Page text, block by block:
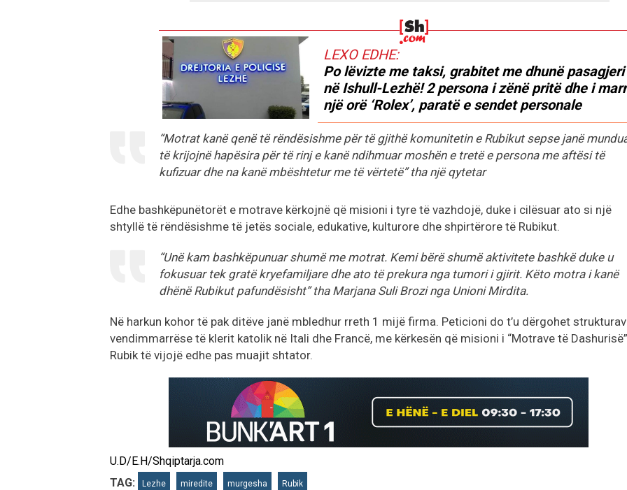
LEXO EDHE:
Po lëvizte me taksi, grabitet me dhunë pasagjeri
në Ishull-Lezhë! 2 persona i zënë pritë dhe i
një orë ‘Rolex’, paratë e sendet personale
“Motrat kanë qenë të rëndësishme për të gjithë komunitetin e Rubikut sepse janë
të krijojnë hapësira për të rinj e kanë ndihmuar moshën e tretë e persona me aftësi të
kufizuar dhe na kanë mbështetur me të vërtetë” tha një qytetar
Edhe bashkëpunëtorët e motrave kërkojnë që misioni i tyre të vazhdojë, duke i cilësuar ato si një
shtyllë të rëndësishme të jetës sociale, edukative, kulturore dhe shpirtërore të Rubikut.
“Unë kam bashkëpunuar shumë me motrat. Kemi bërë shumë aktivitete bashkë duke u
fokusuar tek gratë kryefamiljare dhe ato të prekura nga tumori i gjirit. Këto motra i kanë
dhënë Rubikut pafundësisht” tha Marjana Suli Brozi nga Unioni Mirdita.
Në harkun kohor të pak ditëve janë mbledhur rreth 1 mijë firma. Peticioni do t’u dërgohet
vendimmarrëse të klerit katolik në Itali dhe Francë, me kërkesën që misioni i “Motrave të
Rubik të vijojë edhe pas muajit shtator.
U.D/E.H/Shqiptarja.com
TAG:
Lezhe miredite murgesha Rubik